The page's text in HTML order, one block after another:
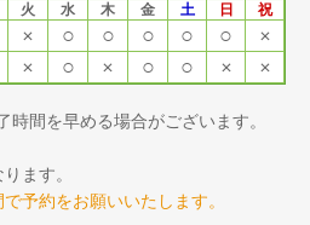
火 水 木 金 土 日
祝
× ○ ○ ○ ○ ○ ×
× ○ × ○ ○ × ×
間を早める場合がございます。
ます。
予約をお願いいたします。